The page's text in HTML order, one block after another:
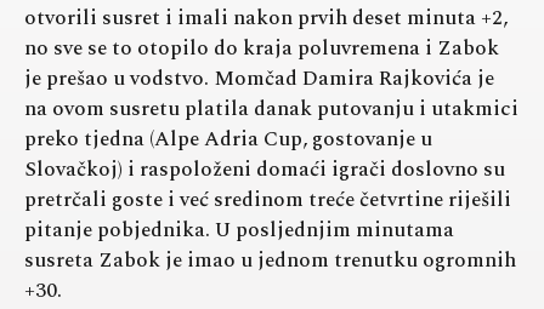
otvorili susret i imali nakon prvih deset minuta +2,
no sve se to otopilo do kraja poluvremena i Zabok
je prešao u vodstvo. Momčad Damira Rajkovića je
na ovom susretu platila danak putovanju i utakmici
preko tjedna (Alpe Adria Cup, gostovanje u
Slovačkoj) i raspoloženi domaći igrači doslovno su
pretrčali goste i već sredinom treće četvrtine riješili
pitanje pobjednika. U posljednjim minutama
susreta Zabok je imao u jednom trenutku ogromnih
+30.